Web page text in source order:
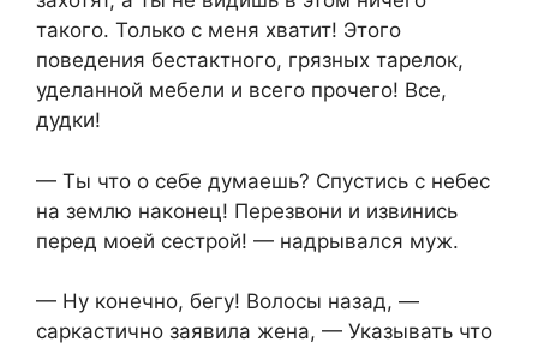
такого. Только с меня хватит! Этого
поведения бестактного, грязных тарелок,
уделанной мебели и всего прочего! Все,
дудки!
— Ты что о себе думаешь? Спустись с небес
на землю наконец! Перезвони и извинись
перед моей сестрой! — надрывался муж.
— Ну конечно, бегу! Волосы назад, —
саркастично заявила жена, — Указывать что